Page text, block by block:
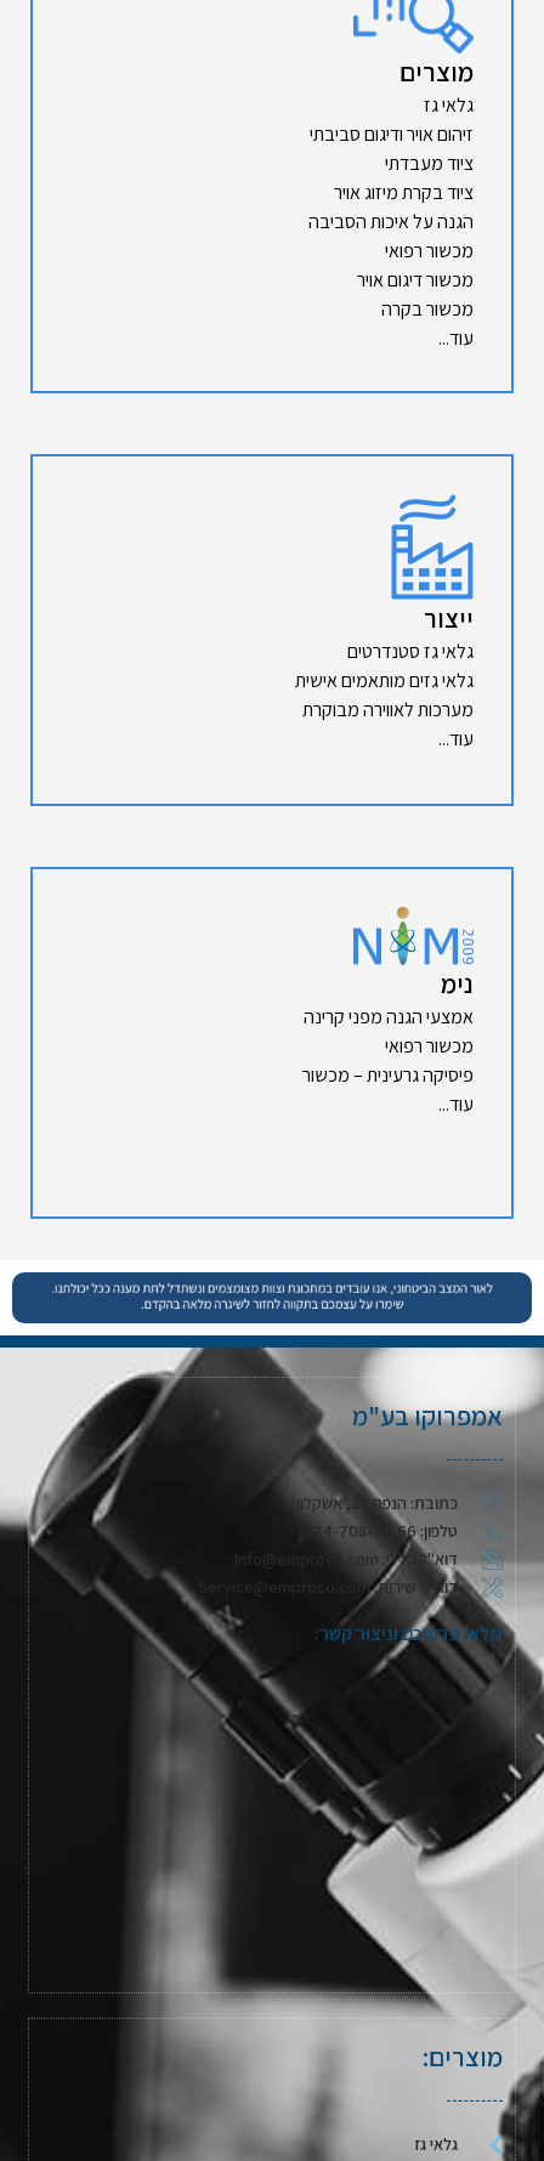
מוצרים
גלאי גז
זיהום אויר ודיגום סביבתי
ציוד מעבדתי
ציוד בקרת מיזוג אויר
הגנה על איכות הסביבה
מכשור רפואי
מכשור דיגום אויר
מכשור בקרה
עוד...
ייצור
גלאי גז סטנדרטים
גלאי גזים מותאמים אישית
מערכות לאווירה מבוקרת
עוד...
נימ
אמצעי הגנה מפני קרינה
מכשור רפואי
פיסיקה גרעינית – מכשור
עוד...
אמפרוקו בע"מ
כתובת: הנפח 28, אשקלון
טלפון: 074-708-71-66
דוא"ל כללי: Info@emproco.com
דוא"ל שירות: Service@emproco.com
מלאו פרטיכם וניצור קשר:
מוצרים:
גלאי גז